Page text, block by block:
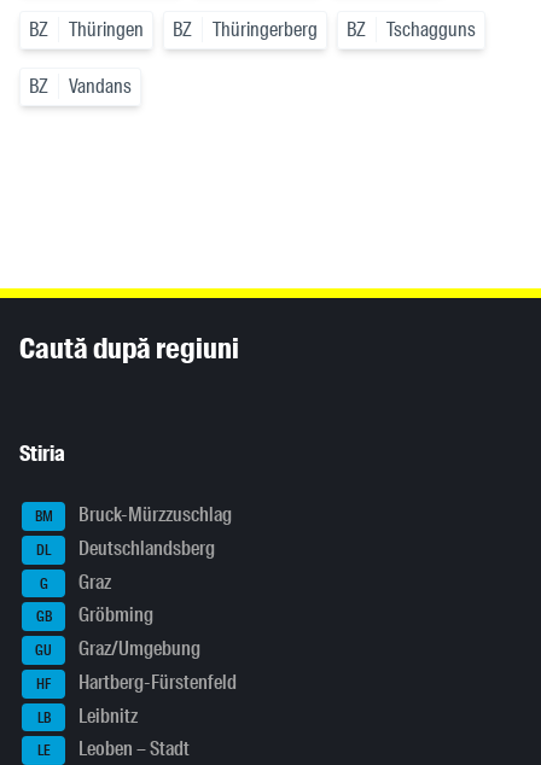
BZ Thüringen BZ Thüringerberg BZ Tschagguns
BZ Vandans
Caută după regiuni
Stiria
BM Bruck-Mürzzuschlag
DL Deutschlandsberg
G Graz
GB Gröbming
GU Graz/Umgebung
HF Hartberg-Fürstenfeld
LB Leibnitz
LE Leoben – Stadt